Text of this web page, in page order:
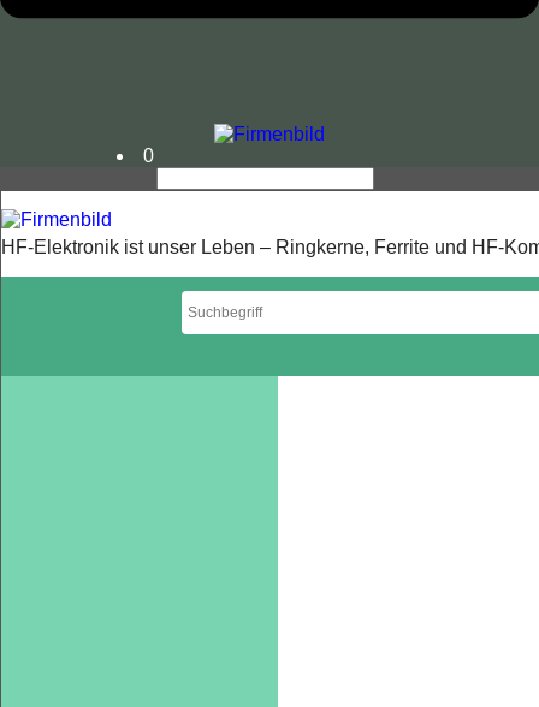
0
HF-Elektronik ist unser Leben – Ringkerne, Ferrite und HF-